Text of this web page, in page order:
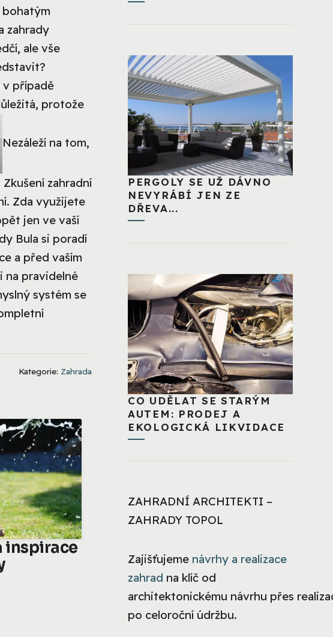
bohatým
zahrady
ale vše
v případě
protože
Nezáleží na tom,
zahradní
Zda využijete
jen ve vaší
Bula si poradí
a před vaším
na pravidelné
systém se
Kategorie: Zahrada
inspirace
PERGOLY SE UŽ DÁVNO
NEVYRÁBÍ JEN ZE
DŘEVA...
CO UDĚLAT SE STARÝM
AUTEM: PRODEJ A
EKOLOGICKÁ LIKVIDACE
ZAHRADNÍ ARCHITEKTI –
ZAHRADY TOPOL
Zajišťujeme návrhy a realizace
zahrad na klíč od
architektonickému návrhu přes
po celoroční údržbu.